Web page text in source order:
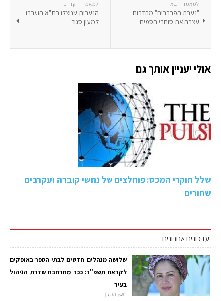
למאמר הקודם
הנערות שנוצלו בת"א הועברו
למעון סגור
למאמר הבא
"נערת הפרברים" מהדרום
עצרה את סוחרי הסמים
אולי יעניין אותך גם
שלל חוקרי המכס: פוחלצים של נחשי קוברה ועקרבים
שחורים
עדכונים אחרונים
שלושה מנהלים חדשים לבתי הספר באופקים
לקראת תשפ"ז: ככה מתרחבת שדרת הניהול
בעיר
דופק החינוך